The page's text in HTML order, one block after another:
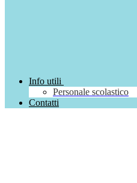
Info utili
Personale scolastico
Contatti